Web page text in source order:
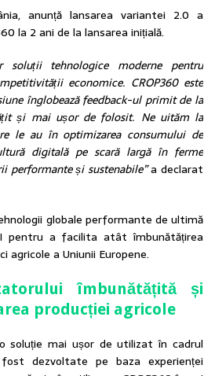
anunță lansarea variantei 2.0 a
la 2 ani de la lansarea inițială.
tehnologice moderne pentru
economice. CROP360 este
înglobează feedback-ul primit de la
și mai ușor de folosit. Ne uităm la
le au în optimizarea consumului de
digitală pe scară largă în ferme
performante și sustenabile”a declarat
globale performante de ultimă
pentru a facilita atât îmbunătățirea
a Uniunii Europene.
îmbunătățită și
producției agricole
soluție mai ușor de utilizat în cadrul
dezvoltate pe baza experienței